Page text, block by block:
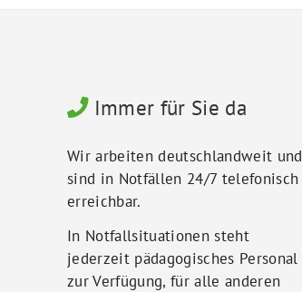
Immer für Sie da
Wir arbeiten deutschlandweit und
sind in Notfällen 24/7 telefonisch
erreichbar.
In Notfallsituationen steht
jederzeit pädagogisches Personal
zur Verfügung, für alle anderen